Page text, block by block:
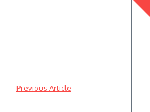
Previous Article